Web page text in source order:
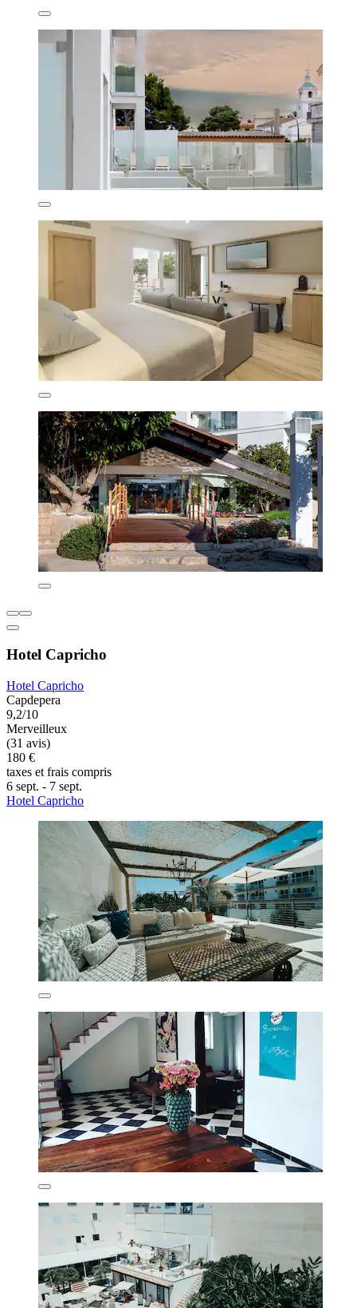
Hotel Capricho
Hotel Capricho
Capdepera
9,2/10
Merveilleux
(31 avis)
180 €
taxes et frais compris
6 sept. - 7 sept.
Hotel Capricho